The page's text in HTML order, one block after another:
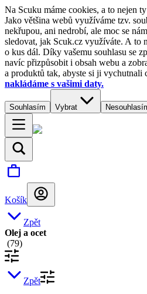
Na Scuku máme cookies, a to nejen
Jako většina webů využíváme tzv.
nekřupou, ani nedrobí, ale moc se
sledovat, jak Scuk.cz využíváte. A to
o kus dál. Díky vašemu souhlasu se
navíc přizpůsobit i obsah webu a
a produktů tak, abyste si ji vychutnali
nakládáme s vašimi daty.
Souhlasím Vybrat
Košík
Zpět
Olej a ocet
(79)
Zpět